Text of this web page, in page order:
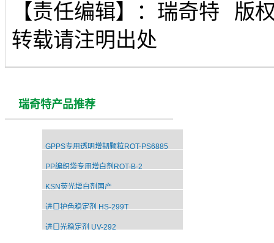
【责任编辑】： 瑞奇特
版
转载请注明出处
瑞奇特产品推荐
GPPS专用透明增韧颗粒RQT-PS6885
PP编织袋专用增白剂RQT-B-2
KSN荧光增白剂国产
进口护色稳定剂 HS-299T
进口光稳定剂 UV-292